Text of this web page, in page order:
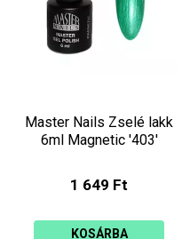
Master Nails Zselé lakk
6ml Magnetic '403'
1 649 Ft
KOSÁRBA